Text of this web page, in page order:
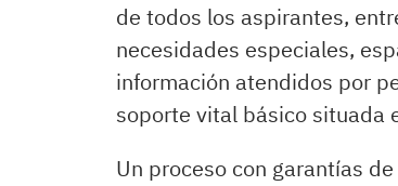
de todos los aspirantes,
necesidades especiales,
información atendidos por
soporte vital básico situada
Un proceso con garantías